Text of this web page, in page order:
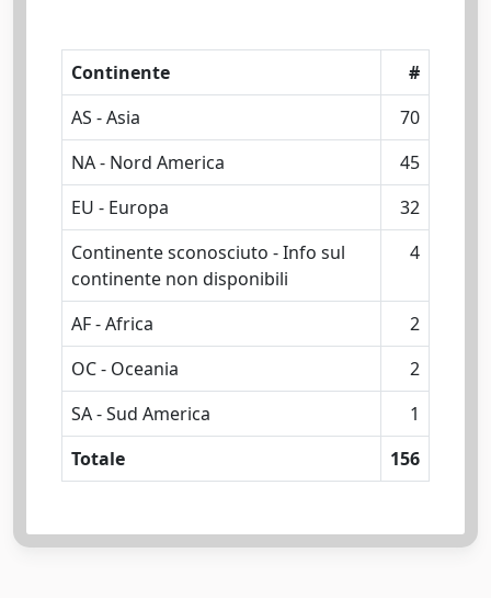
Continente
#
AS - Asia
70
NA - Nord America
45
EU - Europa
32
Continente sconosciuto - Info sul
continente non disponibili
4
AF - Africa
2
OC - Oceania
2
SA - Sud America
1
Totale
156